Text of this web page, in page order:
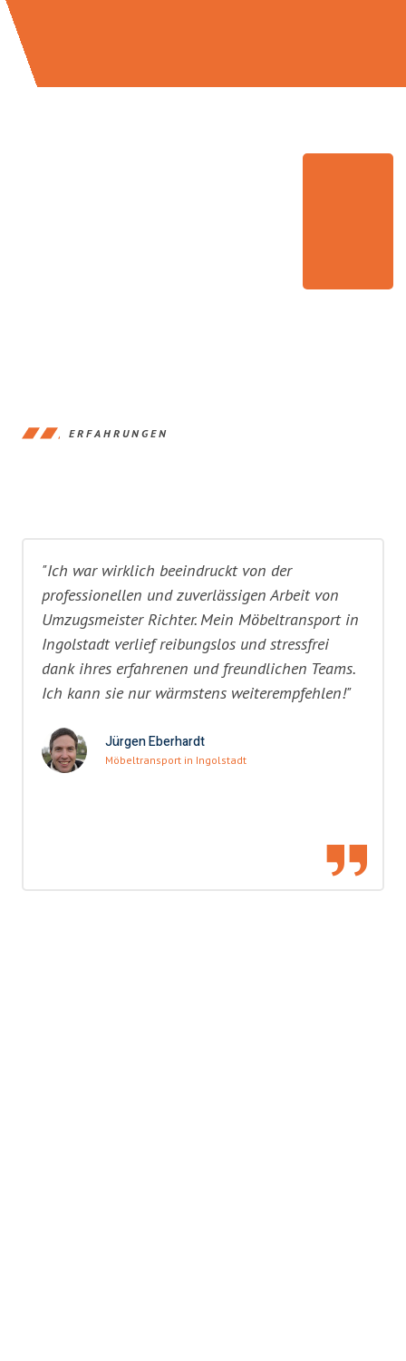
ERFAHRUNGEN
"Ich war wirklich beeindruckt von der
professionellen und zuverlässigen Arbeit von
Umzugsmeister Richter. Mein Möbeltransport in
Ingolstadt verlief reibungslos und stressfrei
dank ihres erfahrenen und freundlichen Teams.
Ich kann sie nur wärmstens weiterempfehlen!"
Jürgen Eberhardt
Möbeltransport in Ingolstadt